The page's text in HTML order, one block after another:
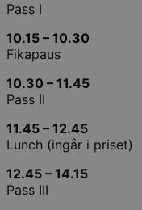
Pass I
10.15 – 10.30
Fikapaus
10.30 – 11.45
Pass II
11.45 – 12.45
Lunch (ingår i priset)
12.45 – 14.15
Pass III